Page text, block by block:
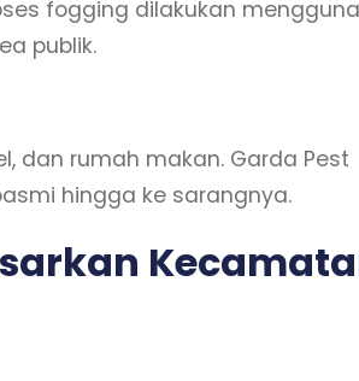
fogging dilakukan
publik.
dan rumah makan. Garda Pest
hingga ke sarangnya.